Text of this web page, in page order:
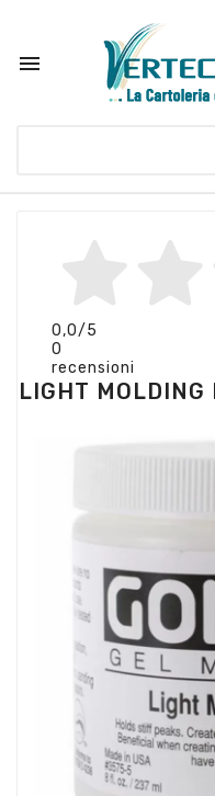

0,0/5
0
recensioni
LIGHT MOLDING